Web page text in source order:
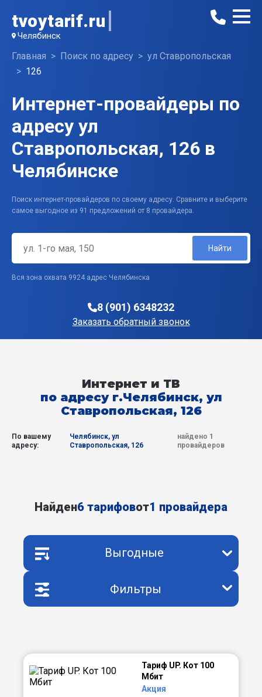
tvoytarif.ru
Челябинск
Главная Поиск по адресу
ул Ставропольская
126
Интернет-провайдеры по
адресу ул
Ставропольская, 126 в
Челябинске
Поиск интернет-провайдеров по своему адресу. Сравните и выберите
самое выгодное из 91 предложений от 8 провайдера.
Найти
Вся зона охвата 9924 адрес Челябинска
8 (901) 6348232
Заказать обратный звонок
Интернет и ТВ
по адресу г.Челябинск, ул
Ставропольская, 126
По вашему
адресу:
Челябинск, ул
Ставропольская, 126
найдено 1
провайдеров
Найден6 тарифовот1 провайдера
Выгодные
Фильтры
Тариф UP. Кот 100
Мбит
Акция